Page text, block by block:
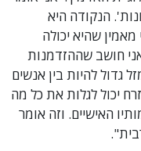
הנקודה היא
מהזמן. אני מאמין שהיא יכולה
חושב שההזדמנות
גדול להיות בין אנשים
יכול לגלות את כל מה
האישיים. וזה אומר